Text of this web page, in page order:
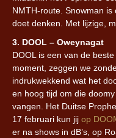
NMTH-route. Snowman
doet denken. Met lijzige,
3. DOOL – Oweynagat
DOOL is een van de
moment, zeggen we
indrukwekkend wat het
en hoog tijd om die
vangen. Het Duitse
17 februari kun jij op
er na shows in dB’s, op